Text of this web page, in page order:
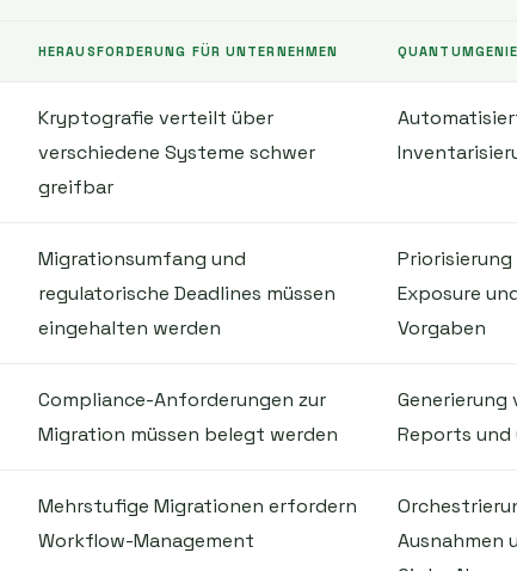
HERAUSFORDERUNG FÜR UNTERNEHMEN
Kryptografie verteilt über
verschiedene Systeme schwer
greifbar
Migrationsumfang und
regulatorische Deadlines müssen
eingehalten werden
Exposure
Vorgaben
Compliance-Anforderungen zur
Migration müssen belegt werden
Reports und
Mehrstufige Migrationen erfordern
Workflow-Management
Ausnahmen